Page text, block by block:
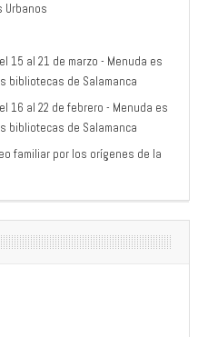
Urbanos
15 al 21 de marzo - Menuda es
bibliotecas de Salamanca
16 al 22 de febrero - Menuda es
bibliotecas de Salamanca
familiar por los orígenes de la